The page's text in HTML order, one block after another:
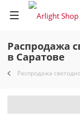
Распродажа
в Саратове
Распродажа